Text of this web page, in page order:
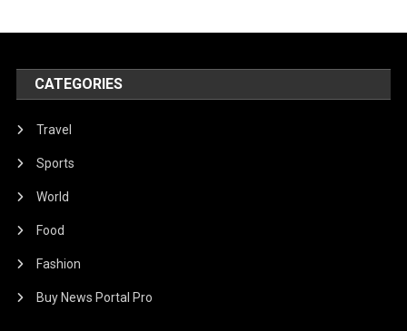
CATEGORIES
Travel
Sports
World
Food
Fashion
Buy News Portal Pro